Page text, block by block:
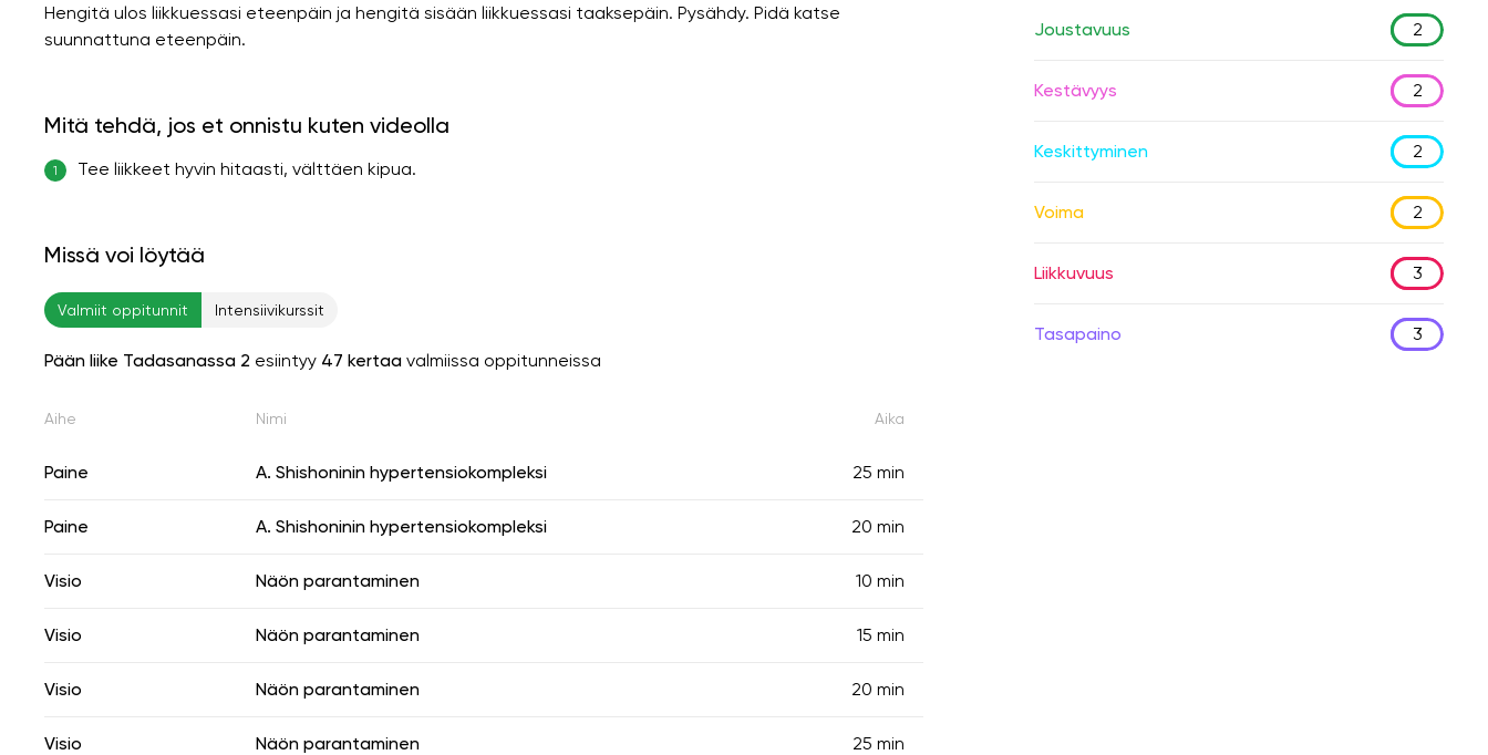
Hengitä ulos liikkuessasi eteenpäin ja hengitä sisään liikkuessasi taaksepäin. Pysähdy. Pidä katse
suunnattuna eteenpäin.
Mitä tehdä, jos et onnistu kuten videolla
1 Tee liikkeet hyvin hitaasti, välttäen kipua.
Missä voi löytää
Valmiit oppitunnit Intensiivikurssit
Pään liike Tadasanassa 2 esiintyy 47 kertaa valmiissa oppitunneissa
Aihe Nimi Aika
Paine A. Shishoninin hypertensiokompleksi 25 min
Paine A. Shishoninin hypertensiokompleksi 20 min
Visio Näön parantaminen 10 min
Visio Näön parantaminen 15 min
Visio Näön parantaminen 20 min
Visio Näön parantaminen 25 min
Joustavuus 2
Kestävyys 2
Keskittyminen 2
Voima 2
Liikkuvuus 3
Tasapaino 3